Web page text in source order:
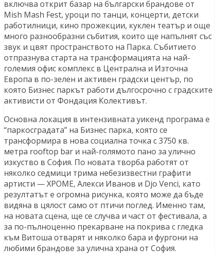
включва открит базар на български брандове от
Mish Mash Fest, уроци по танци, концерти, детски
работилници, кино прожекции, куклен театър и още
много разнообразни събития, които ще напълнят със
звук и цвят пространството на Парка. Събитието
отпразнува старта на трансформацията на най-
големия офис комплекс в Централна и Източна
Европа в по-зелен и активен градски център, по
която Бизнес паркът работи дългосрочно с градските
активисти от Фондация Колективът.
Основна локация в интензивната уикенд програма е
“паркосградата” на Бизнес парка, която се
трансформира в нова социална точка с 3750 кв.
метра rooftop bar и най-голямото пано за улично
изкуство в София. По новата творба работят от
няколко седмици трима небезизвестни графити
артисти — ХРОМЕ, Aлекси Иванов и Djo Venci, като
резултатът е огромна рисунка, която може да бъде
видяна в цялост само от птичи поглед. Именно там,
на новата сцена, ще се случва и част от фестивала, а
за по-пълноценно прекарване на покрива с гледка
към Витоша отварят и няколко бара и фургони на
любими брандове за улична храна от София.